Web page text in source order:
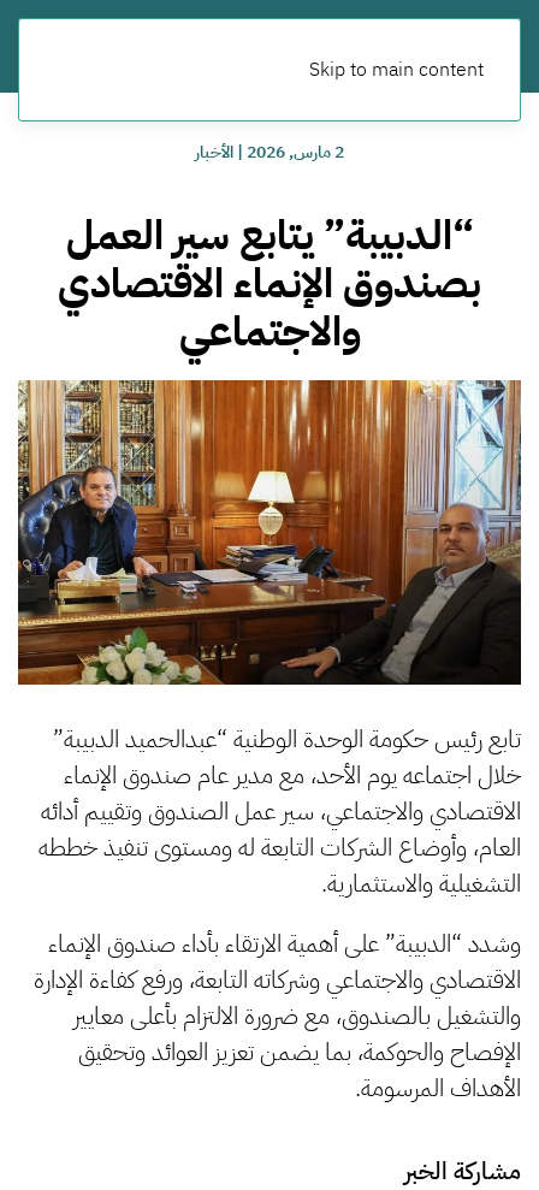
Skip to main content
2 مارس, 2026 |الأخبار
“الدبيبة” يتابع سير العمل
بصندوق الإنماء الاقتصادي
والاجتماعي
تابع رئيس حكومة الوحدة الوطنية “عبدالحميد الدبيبة”
خلال اجتماعه يوم الأحد، مع مدير عام صندوق الإنماء
الاقتصادي والاجتماعي، سير عمل الصندوق وتقييم أدائه
العام، وأوضاع الشركات التابعة له ومستوى تنفيذ خططه
التشغيلية والاستثمارية.
وشدد “الدبيبة” على أهمية الارتقاء بأداء صندوق الإنماء
الاقتصادي والاجتماعي وشركاته التابعة، ورفع كفاءة الإدارة
والتشغيل بالصندوق، مع ضرورة الالتزام بأعلى معايير
الإفصاح والحوكمة، بما يضمن تعزيز العوائد وتحقيق
الأهداف المرسومة.
مشاركة الخبر